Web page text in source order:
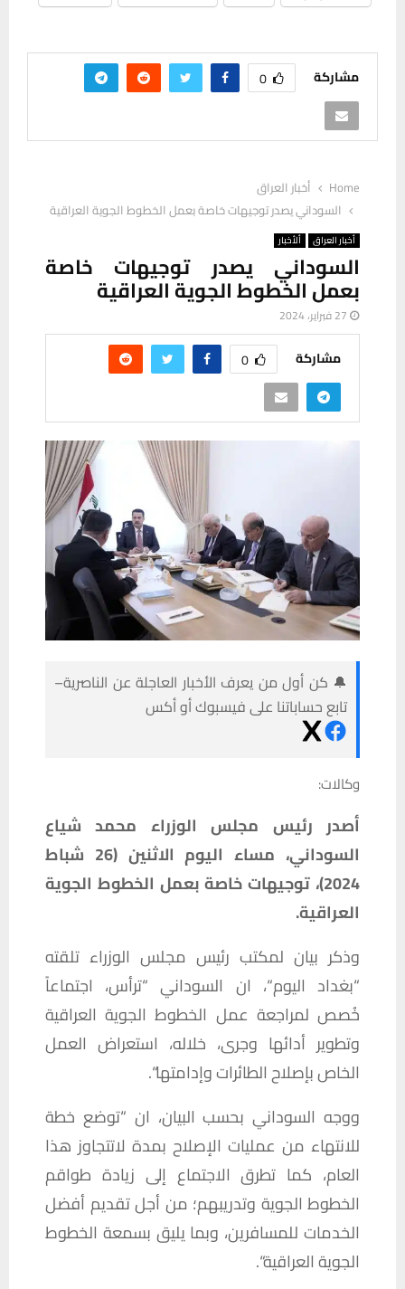
مشاركة 0
Home
أخبار العراق
السوداني يصدر توجيهات خاصة بعمل الخطوط الجوية العراقية
أخبار العراق ألأخبار
السوداني يصدر توجيهات خاصة
بعمل الخطوط الجوية العراقية
27 فبراير، 2024
مشاركة 0
🔔 كن أول من يعرف الأخبار العاجلة عن الناصرية–
تابع حساباتنا على فيسبوك أو أكس
وكالات:
أصدر رئيس مجلس الوزراء محمد شياع
السوداني، مساء اليوم الاثنين (26
شباط
2024)،توجيهاتخاصةبعمل الخطوط الجوية
العراقية.
وذكر بيان لمكتب رئيس مجلس الوزراء تلقته
“بغداد اليوم“، ان السوداني“ترأس، اجتماعاً
خُصص لمراجعة عمل الخطوط الجوية العراقية
وتطوير أدائها وجرى، خلاله، استعراض العمل
الخاصبإصلاحالطائراتوإدامتها“.
ووجه السوداني بحسب البيان، ان “توضع خطة
للانتهاء من عمليات الإصلاح بمدة لاتتجاوز هذا
العام، كما تطرق الاجتماع إلى زيادة طواقم
الخطوط الجوية وتدريبهم؛ منأجلتقديمأفضل
الخدمات للمسافرين، وبمايليق بسمعة الخطوط
الجويةالعراقية“.